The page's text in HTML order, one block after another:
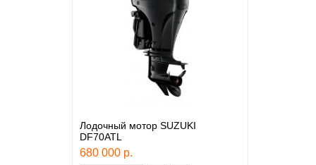
Лодочный мотор SUZUKI
DF70ATL
680 000 р.